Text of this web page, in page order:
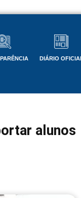
DIÁRIO
alunos